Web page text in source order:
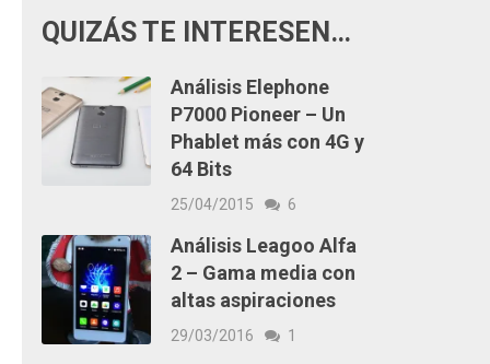
QUIZÁS TE INTERESEN…
Análisis Elephone
P7000 Pioneer – Un
Phablet más con 4G y
64 Bits
25/04/2015 6
Análisis Leagoo Alfa
2 – Gama media con
altas aspiraciones
29/03/2016 1